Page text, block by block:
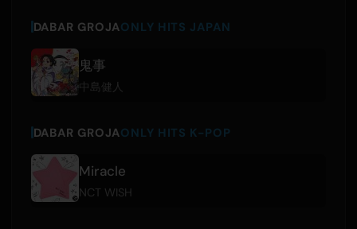
DABAR GROJAONLY HITS JAPAN
鬼事
中島健人
DABAR GROJAONLY HITS K-POP
Miracle
NCT WISH